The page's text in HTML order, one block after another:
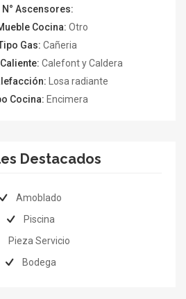
N° Ascensores:
Cocina: Otro
Gas: Cañeria
Calefont y Caldera
Losa radiante
Cocina: Encimera
Destacados
Amoblado
Piscina
Pieza Servicio
Bodega